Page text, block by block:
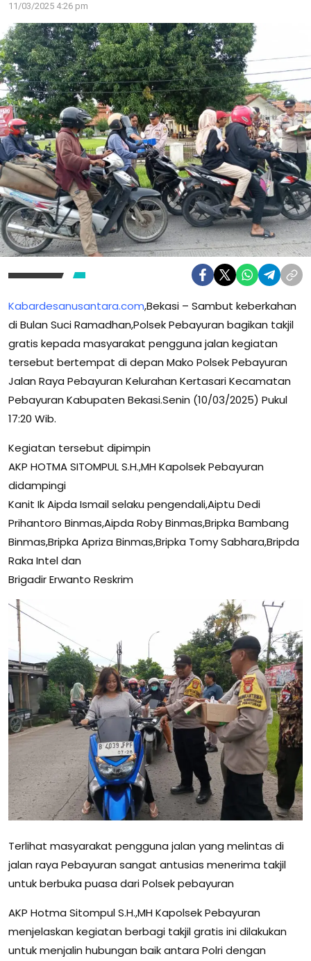
11/03/2025 4:26 pm
Kabardesanusantara.com,Bekasi – Sambut keberkahan
di Bulan Suci Ramadhan,Polsek Pebayuran bagikan takjil
gratis kepada masyarakat pengguna jalan kegiatan
tersebut bertempat di depan Mako Polsek Pebayuran
Jalan Raya Pebayuran Kelurahan Kertasari Kecamatan
Pebayuran Kabupaten Bekasi.Senin (10/03/2025) Pukul
17:20 Wib.
Kegiatan tersebut dipimpin
AKP HOTMA SITOMPUL S.H.,MH Kapolsek Pebayuran
didampingi
Kanit Ik Aipda Ismail selaku pengendali,Aiptu Dedi
Prihantoro Binmas,Aipda Roby Binmas,Bripka Bambang
Binmas,Bripka Apriza Binmas,Bripka Tomy Sabhara,Bripda
Raka Intel dan
Brigadir Erwanto Reskrim
Terlihat masyarakat pengguna jalan yang melintas di
jalan raya Pebayuran sangat antusias menerima takjil
untuk berbuka puasa dari Polsek pebayuran
AKP Hotma Sitompul S.H.,MH Kapolsek Pebayuran
menjelaskan kegiatan berbagi takjil gratis ini dilakukan
untuk menjalin hubungan baik antara Polri dengan